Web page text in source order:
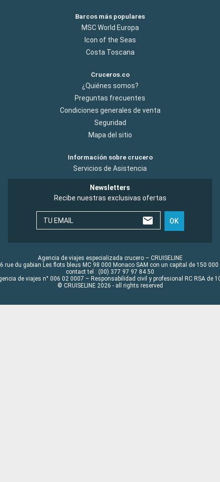
Barcos más populares
MSC World Europa
Icon of the Seas
Costa Toscana
Cruceros.co
¿Quiénes somos?
Preguntas frecuentes
Condiciones generales de venta
Seguridad
Mapa del sitio
Información sobre crucero
Servicios de Asistencia
Newsletters
Recibe nuestras exclusivas ofertas
TU EMAIL OK
Agencia de viajes especializada crucero – CRUISELINE
rue du gabian Les flots bleus MC 98 000 Monaco SAM con un capital de 150 000
contact tel : (00) 377 97 97 84 50
de viajes n° 006 02 0007 – Responsabilidad civil y profesional RC RSA de
© CRUISELINE 2026 - all rights reserved